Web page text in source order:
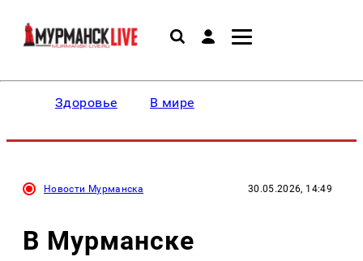
Здоровье В мире
Новости Мурманска 30.05.2026, 14:49
В Мурманске